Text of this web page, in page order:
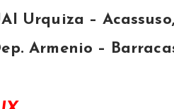
Urquiza –
Armenio –